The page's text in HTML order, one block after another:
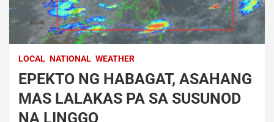
LOCAL NATIONAL WEATHER
EPEKTO NG HABAGAT, ASAHANG
MAS LALAKAS PA SA SUSUNOD
NA LINGGO